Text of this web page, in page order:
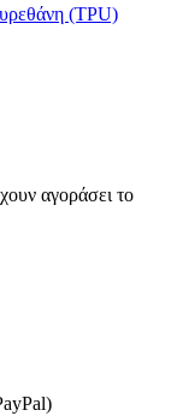
(TPU)
αγοράσει το